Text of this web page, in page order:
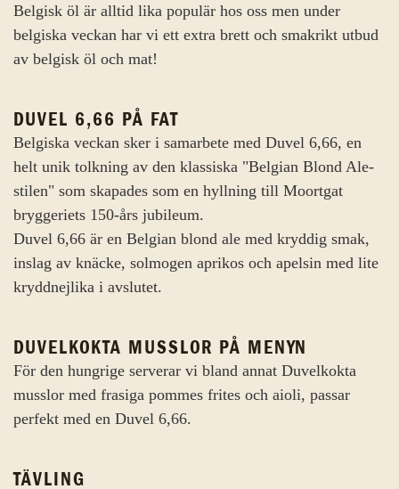
Belgisk öl är alltid lika populär hos oss men under
belgiska veckan har vi ett extra brett och smakrikt utbud
av belgisk öl och mat!
DUVEL 6,66 PÅ FAT
Belgiska veckan sker i samarbete med Duvel 6,66, en
helt unik tolkning av den klassiska "Belgian Blond Ale-
stilen" som skapades som en hyllning till Moortgat
bryggeriets 150-års jubileum.
Duvel 6,66 är en Belgian blond ale med kryddig smak,
inslag av knäcke, solmogen aprikos och apelsin med lite
kryddnejlika i avslutet.
DUVELKOKTA MUSSLOR PÅ MENYN
För den hungrige serverar vi bland annat Duvelkokta
musslor med frasiga pommes frites och aioli, passar
perfekt med en Duvel 6,66.
TÄVLING